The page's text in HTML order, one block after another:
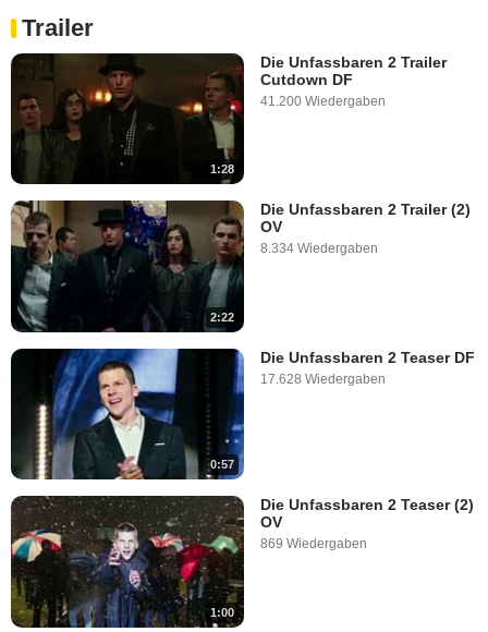
Trailer
1:28
Die Unfassbaren 2 Trailer
Cutdown DF
41.200 Wiedergaben
2:22
Die Unfassbaren 2 Trailer (2)
OV
8.334 Wiedergaben
0:57
Die Unfassbaren 2 Teaser DF
17.628 Wiedergaben
1:00
Die Unfassbaren 2 Teaser (2)
OV
869 Wiedergaben